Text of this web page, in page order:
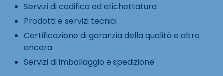
Servizi di codifica ed etichettatura
Prodotti e servizi tecnici
Certificazione di garanzia della qualità e altro
ancora
Servizi di imballaggio e spedizione